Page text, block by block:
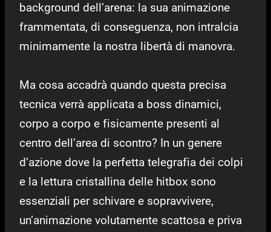
background dell’arena: la sua animazione
frammentata, di conseguenza, non intralcia
minimamente la nostra libertà di manovra.
Ma cosa accadrà quando questa precisa
tecnica verrà applicata a boss dinamici,
corpo a corpo e fisicamente presenti al
centro dell’area di scontro? In un genere
d’azione dove la perfetta telegrafia dei colpi
e la lettura cristallina delle hitbox sono
essenziali per schivare e sopravvivere,
un’animazione volutamente scattosa e priva